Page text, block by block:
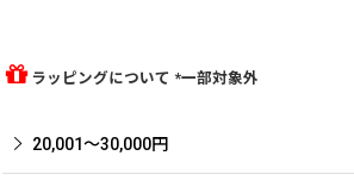
ラッピングについて *一部対象外
20,001〜30,000円